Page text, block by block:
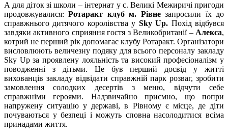
А для діток зі школи – інтернат у с. Великі Межиричі пригоди
продовжувалися:Ротаракт клуб м. Рівнезапросили їх до
справжнього дитячого королівства у SkyUp. Похід відбувся
завдяки активного сприяння гостя з Великобританії – Алекса,
котрий не перший рік допомагає клубу Ротаракт. Організатори
висловлюють величезну подяку для всього персоналу закладу
Sky Up за проявлену лояльність та високий професіоналізм у
поводженні з дітьми. Це був перший досвід у житті
вихованців закладу відвідати справжній парк розваг, зробити
замовлення солодких десертів з меню, відчути себе
справжніми героями. Надзвичайно приємно, що попри
напружену ситуацію у державі, в Рівному є місце, де діти
почуваються у безпеці і можуть сповна насолодитися всіма
принадами життя.